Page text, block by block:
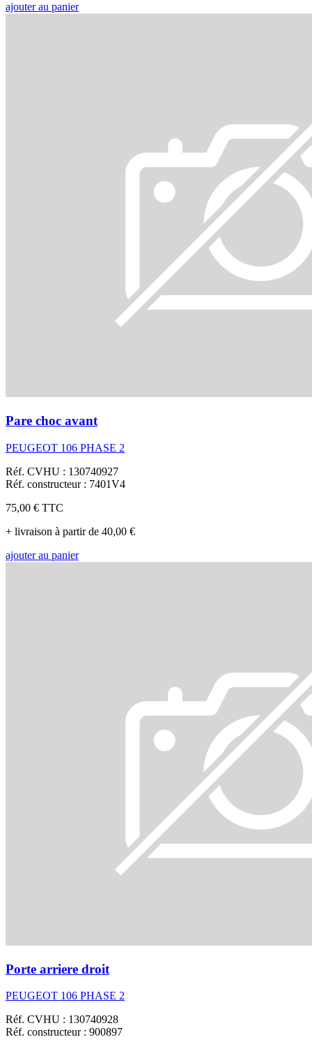
ajouter au panier
Pare choc avant
PEUGEOT 106 PHASE 2
Réf. CVHU : 130740927
Réf. constructeur : 7401V4
75,00 € TTC
+ livraison à partir de 40,00 €
ajouter au panier
Porte arriere droit
PEUGEOT 106 PHASE 2
Réf. CVHU : 130740928
Réf. constructeur : 900897